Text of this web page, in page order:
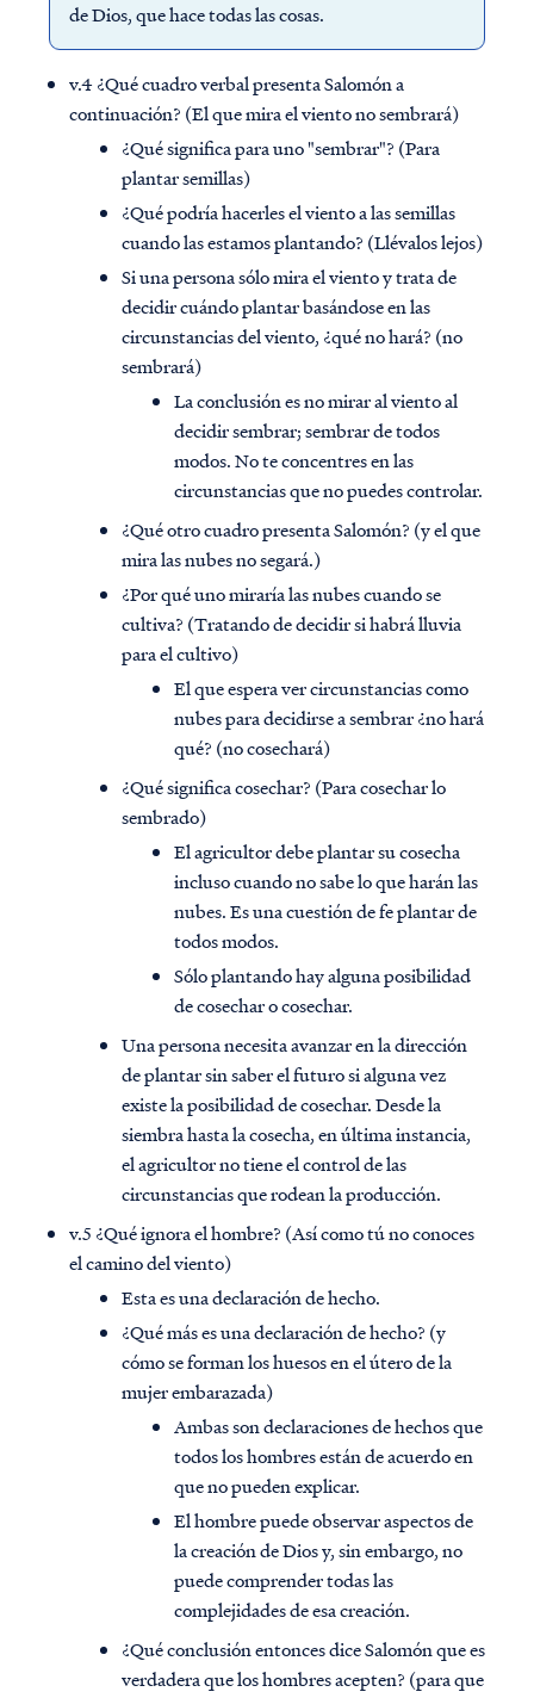
de Dios, que hace todas las cosas.
v.4 ¿Qué cuadro verbal presenta Salomón a
continuación? (El que mira el viento no sembrará)
¿Qué significa para uno "sembrar"? (Para
plantar semillas)
¿Qué podría hacerles el viento a las semillas
cuando las estamos plantando? (Llévalos lejos)
Si una persona sólo mira el viento y trata de
decidir cuándo plantar basándose en las
circunstancias del viento, ¿qué no hará? (no
sembrará)
La conclusión es no mirar al viento al
decidir sembrar; sembrar de todos
modos. No te concentres en las
circunstancias que no puedes controlar.
¿Qué otro cuadro presenta Salomón? (y el que
mira las nubes no segará.)
¿Por qué uno miraría las nubes cuando se
cultiva? (Tratando de decidir si habrá lluvia
para el cultivo)
El que espera ver circunstancias como
nubes para decidirse a sembrar ¿no hará
qué? (no cosechará)
¿Qué significa cosechar? (Para cosechar lo
sembrado)
El agricultor debe plantar su cosecha
incluso cuando no sabe lo que harán las
nubes. Es una cuestión de fe plantar de
todos modos.
Sólo plantando hay alguna posibilidad
de cosechar o cosechar.
Una persona necesita avanzar en la dirección
de plantar sin saber el futuro si alguna vez
existe la posibilidad de cosechar. Desde la
siembra hasta la cosecha, en última instancia,
el agricultor no tiene el control de las
circunstancias que rodean la producción.
v.5 ¿Qué ignora el hombre? (Así como tú no conoces
el camino del viento)
Esta es una declaración de hecho.
¿Qué más es una declaración de hecho? (y
cómo se forman los huesos en el útero de la
mujer embarazada)
Ambas son declaraciones de hechos que
todos los hombres están de acuerdo en
que no pueden explicar.
El hombre puede observar aspectos de
la creación de Dios y, sin embargo, no
puede comprender todas las
complejidades de esa creación.
¿Qué conclusión entonces dice Salomón que es
verdadera que los hombres acepten? (para que